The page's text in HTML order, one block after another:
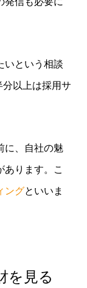
いという相談
分以上は採用サ
に、自社の魅
あります。こ
ングといいま
を見る